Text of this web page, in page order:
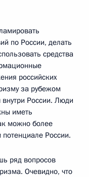
по России, делать
средства
российских
за рубежом
России. Люди
иметь
можно более
России.
ряд вопросов
Очевидно, что